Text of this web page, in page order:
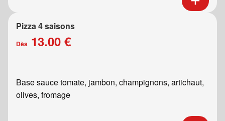
Pizza 4 saisons
Dès 13.00 €
Base sauce tomate, jambon, champignons, artichaut,
olives, fromage